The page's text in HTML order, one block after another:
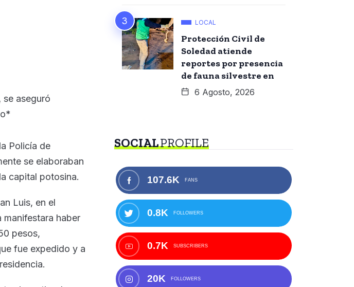
se aseguró
Policía de
se elaboraban
capital potosina.
Luis, en el
haber
pesos,
fue expedido y a
LOCAL
Protección Civil de
Soledad atiende
reportes por presencia
de fauna silvestre en
6 Agosto, 2026
SOCIALPROFILE
107.6K FANS
0.8K FOLLOWERS
0.7K SUBSCRIBERS
20K FOLLOWERS